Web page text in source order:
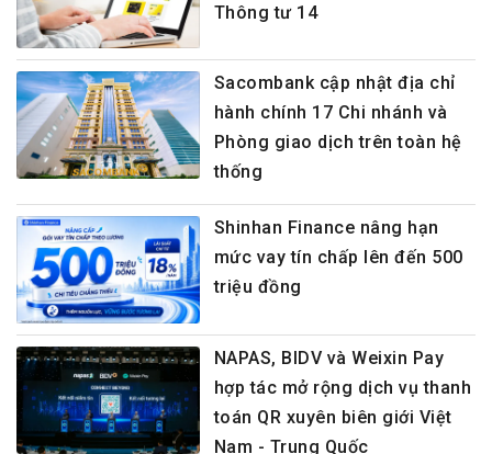
Thông tư 14
Sacombank cập nhật địa chỉ
hành chính 17 Chi nhánh và
Phòng giao dịch trên toàn hệ
thống
Shinhan Finance nâng hạn
mức vay tín chấp lên đến 500
triệu đồng
NAPAS, BIDV và Weixin Pay
hợp tác mở rộng dịch vụ thanh
toán QR xuyên biên giới Việt
Nam - Trung Quốc